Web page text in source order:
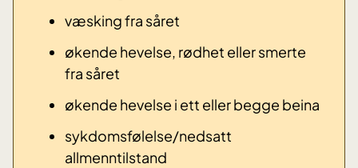
væsking fra såret
økende hevelse, rødhet eller smerte
fra såret
økende hevelse i ett eller begge beina
sykdomsfølelse/nedsatt
allmenntilstand